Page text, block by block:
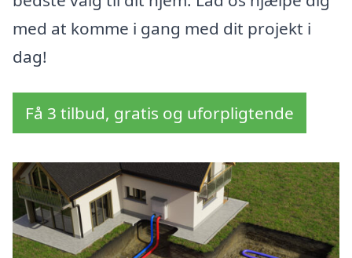
med at komme i gang med dit projekt i
dag!
Få 3 tilbud, gratis og uforpligtende